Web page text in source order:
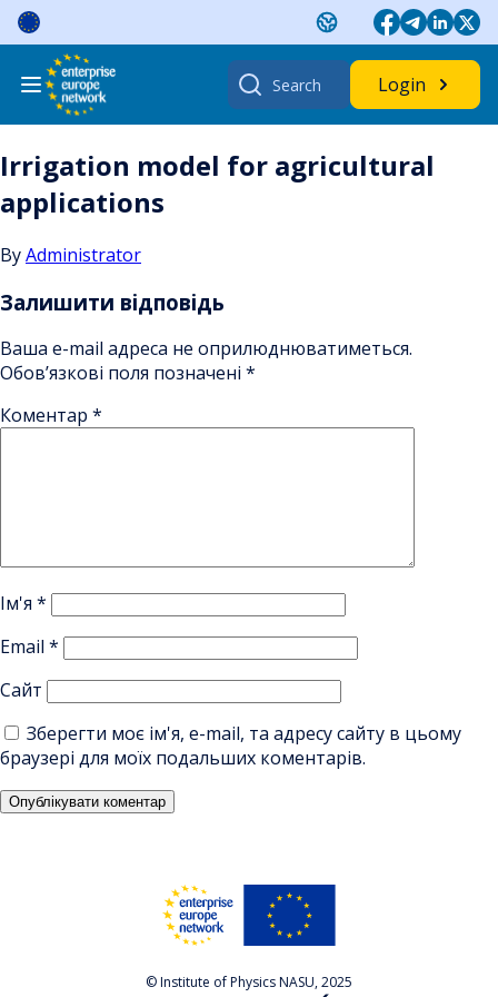
Skip
content
Search
for:
Login
Irrigation model for agricultural
applications
ByAdministrator
Залишити відповідь
Ваша e-mail адреса не оприлюднюватиметься.
Обов’язкові поля позначені *
Коментар *
Ім'я *
Email *
Сайт
Зберегти моє ім'я, e-mail, та адресу сайту в цьому
браузері для моїх подальших коментарів.
© Institute of Physics NASU, 2025